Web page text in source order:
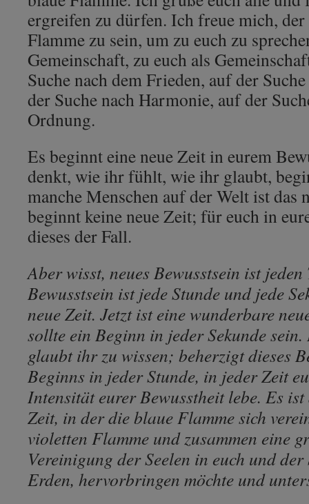
ergreifen zu dürfen. Ich freue mich,
Flamme zu sein, um zu euch zu
Gemeinschaft, zu euch als
Suche nach dem Frieden, auf der
der Suche nach Harmonie, auf der
Ordnung.
Es beginnt eine neue Zeit in eurem
denkt, wie ihr fühlt, wie ihr glaubt,
manche Menschen auf der Welt ist das
beginnt keine neue Zeit; für euch in
dieses der Fall.
Aber wisst, neues Bewusstsein ist jeden
Bewusstsein ist jede Stunde und jede
neue Zeit. Jetzt ist eine wunderbare
sollte ein Beginn in jeder Sekunde
glaubt ihr zu wissen; beherzigt dieses
Beginns in jeder Stunde, in jeder Zeit
Intensität eurer Bewusstheit lebe. Es
Zeit, in der die blaue Flamme sich
violetten Flamme und zusammen eine
Vereinigung der Seelen in euch und
Erden, hervorbringen möchte und